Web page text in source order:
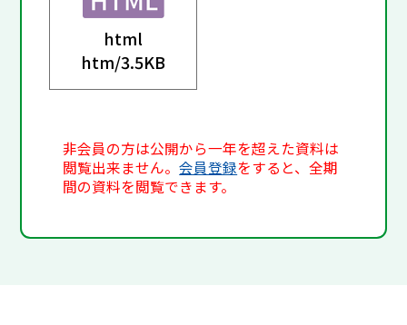
html
htm/3.5KB
非会員の方は公開から一年を超えた資料は
閲覧出来ません。会員登録をすると、全期
間の資料を閲覧できます。